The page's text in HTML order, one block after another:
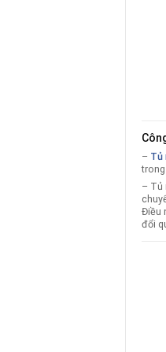
– Tủ
trong
– Tủ
Điều
đổi